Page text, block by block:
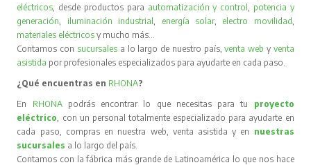
eléctricos , desde productos para automatización y control
potencia y
generación
iluminación industrial energía solar, electro movilidad
materiales eléctricos y mucho más…
Contamos con sucursales a lo largo de nuestro país,venta web y venta
asistida por profesionales especializados para ayudarte en cada paso.
¿Qué encuentras en RHONA?
En RHONA podrás encontrar lo que necesitas para tu proyecto
eléctrico , con un personal totalmente especializado para ayudarte en
cada paso, compras en nuestra web, venta asistida y en nuestras
sucursales a lo largo del país.
Contamos con la fábrica más grande de Latinoamérica lo que nos hace